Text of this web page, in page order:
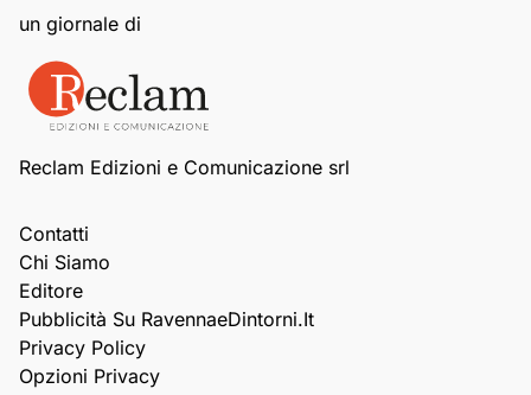
un giornale di
Reclam Edizioni e Comunicazione srl
Contatti
Chi Siamo
Editore
Pubblicità Su RavennaeDintorni.it
Privacy Policy
Opzioni Privacy